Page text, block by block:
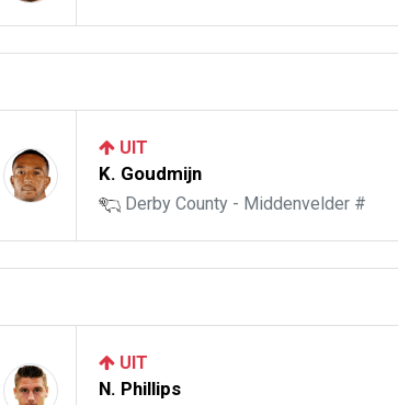
UIT
K. Goudmijn
Derby County - Middenvelder #
UIT
N. Phillips